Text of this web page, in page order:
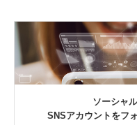
ソーシャ
SNSアカウントをフ